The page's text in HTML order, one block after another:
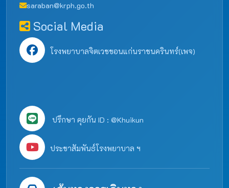
saraban@krph.go.th
Social Media
โรงพยาบาลจิตเวชขอนแก่นราชนครินทร์(เพจ)
ปรึกษา คุยกัน ID : @Khuikun
ประชาสัมพันธ์โรงพยาบาล ฯ